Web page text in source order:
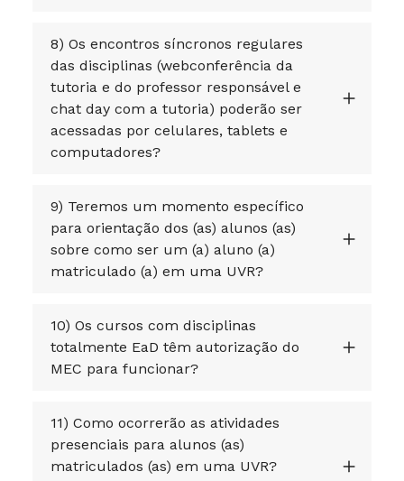
8) Os encontros síncronos regulares
das disciplinas (webconferência da
tutoria e do professor responsável e
chat day com a tutoria) poderão ser
acessadas por celulares, tablets e
computadores?
9) Teremos um momento específico
para orientação dos (as) alunos (as)
sobre como ser um (a) aluno (a)
matriculado (a) em uma UVR?
10) Os cursos com disciplinas
totalmente EaD têm autorização do
MEC para funcionar?
11) Como ocorrerão as atividades
presenciais para alunos (as)
matriculados (as) em uma UVR?